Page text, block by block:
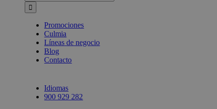
Promociones
Culmia
Líneas de negocio
Blog
Contacto
Idiomas
900 929 282